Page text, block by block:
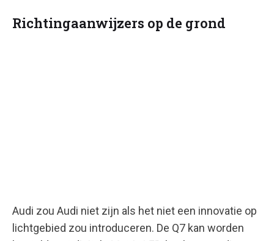
Richtingaanwijzers op de grond
Audi zou Audi niet zijn als het niet een innovatie op
lichtgebied zou introduceren. De Q7 kan worden